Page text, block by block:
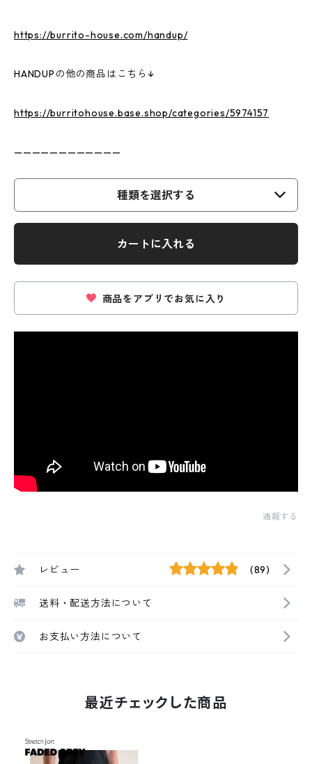
https://burrito-house.com/handup/
HANDUPの他の商品はこちら↓
https://burritohouse.base.shop/categories/5974157
————————————
種類を選択する
カートに入れる
商品をアプリでお気に入り
通報する
レビュー (89)
送料・配送方法について
お支払い方法について
最近チェックした商品